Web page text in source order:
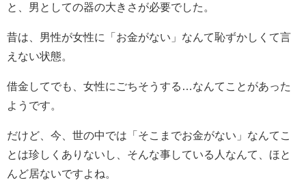
と、男としての器の大きさが必要でした。
昔は、男性が女性に「お金がない」なんて恥ずかしくて言
えない状態。
借金してでも、女性にごちそうする…なんてことがあった
ようです。
だけど、今、世の中では「そこまでお金がない」なんてこ
とは珍しくありないし、そんな事している人なんて、ほと
んど居ないですよね。